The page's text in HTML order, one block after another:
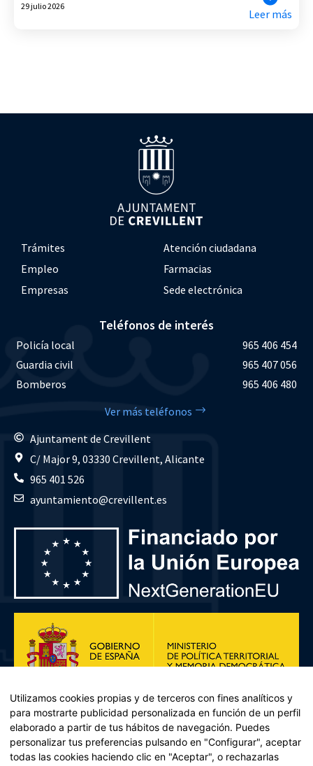
29 julio 2026
Leer más
Trámites
Atención ciudadana
Empleo
Farmacias
Empresas
Sede electrónica
Teléfonos de interés
Policía local
965 406 454
Guardia civil
965 407 056
Bomberos
965 406 480
Ver más teléfonos
Ajuntament de Crevillent
C/ Major 9, 03330 Crevillent, Alicante
965 401 526
ayuntamiento@crevillent.es
Utilizamos cookies propias y de terceros con fines analíticos y
para mostrarte publicidad personalizada en función de un perfil
elaborado a partir de tus hábitos de navegación. Puedes
personalizar tus preferencias pulsando en "Configurar", aceptar
todas las cookies haciendo clic en "Aceptar", o rechazarlas